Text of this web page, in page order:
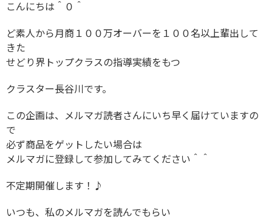
こんにちは＾０＾
ど素人から月商１００万オーバーを１００名以上輩出して
きた
せどり界トップクラスの指導実績をもつ
クラスター長谷川です。
この企画は、メルマガ読者さんにいち早く届けていますの
で
必ず商品をゲットしたい場合は
メルマガに登録して参加してみてください＾＾
不定期開催します！♪
いつも、私のメルマガを読んでもらい